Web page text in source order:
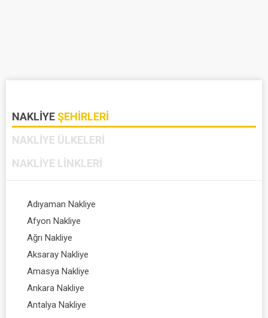
NAKLIYEŞEHIRLERI
NAKLIYE ÜLKELERI
NAKLIYE LINKLERI
Adıyaman Nakliye
Afyon Nakliye
Ağrı Nakliye
Aksaray Nakliye
Amasya Nakliye
Ankara Nakliye
Antalya Nakliye